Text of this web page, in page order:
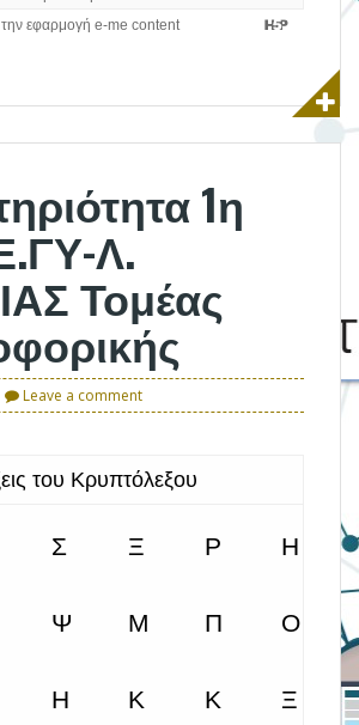
1η
Λ.
Τομέας
Leave a comment